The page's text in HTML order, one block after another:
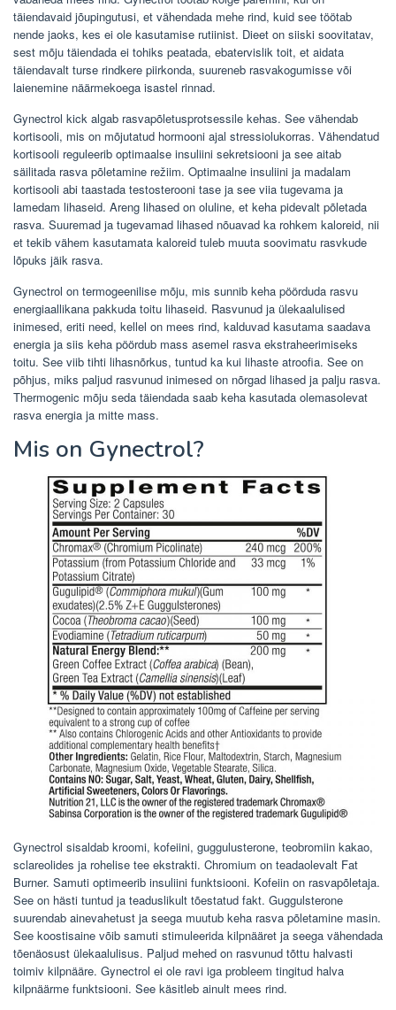
täiendavaid jõupingutusi, et vähendada mehe rind, kuid see töötab
nende jaoks, kes ei ole kasutamise rutiinist. Dieet on siiski soovitatav,
sest mõju täiendada ei tohiks peatada, ebatervislik toit, et aidata
täiendavalt turse rindkere piirkonda, suureneb rasvakogumisse või
laienemine näärmekoega isastel rinnad.
Gynectrol kick algab rasvapõletusprotsessile kehas. See vähendab
kortisooli, mis on mõjutatud hormooni ajal stressiolukorras. Vähendatud
kortisooli reguleerib optimaalse insuliini sekretsiooni ja see aitab
säilitada rasva põletamine režiim. Optimaalne insuliini ja madalam
kortisooli abi taastada testosterooni tase ja see viia tugevama ja
lamedam lihaseid. Areng lihased on oluline, et keha pidevalt põletada
rasva. Suuremad ja tugevamad lihased nõuavad ka rohkem kaloreid, nii
et tekib vähem kasutamata kaloreid tuleb muuta soovimatu rasvkude
lõpuks jäik rasva.
Gynectrol on termogeenilise mõju, mis sunnib keha pöörduda rasvu
energiaallikana pakkuda toitu lihaseid. Rasvunud ja ülekaalulised
inimesed, eriti need, kellel on mees rind, kalduvad kasutama saadava
energia ja siis keha pöördub mass asemel rasva ekstraheerimiseks
toitu. See viib tihti lihasnõrkus, tuntud ka kui lihaste atroofia. See on
põhjus, miks paljud rasvunud inimesed on nõrgad lihased ja palju rasva.
Thermogenic mõju seda täiendada saab keha kasutada olemasolevat
rasva energia ja mitte mass.
Mis on Gynectrol?
Gynectrol sisaldab kroomi, kofeiini, guggulusterone, teobromiin kakao,
sclareolides ja rohelise tee ekstrakti. Chromium on teadaolevalt Fat
Burner. Samuti optimeerib insuliini funktsiooni. Kofeiin on rasvapõletaja.
See on hästi tuntud ja teaduslikult tõestatud fakt. Guggulsterone
suurendab ainevahetust ja seega muutub keha rasva põletamine masin.
See koostisaine võib samuti stimuleerida kilpnääret ja seega vähendada
tõenäosust ülekaalulisus. Paljud mehed on rasvunud tõttu halvasti
toimiv kilpnääre. Gynectrol ei ole ravi iga probleem tingitud halva
kilpnäärme funktsiooni. See käsitleb ainult mees rind.